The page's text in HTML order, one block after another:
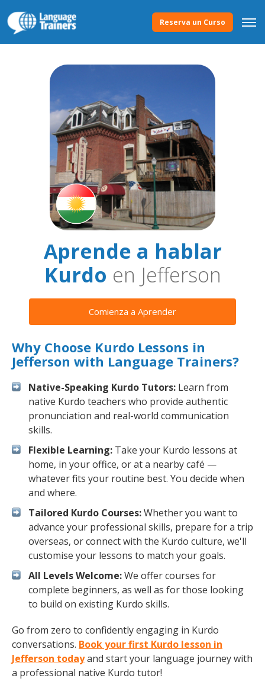
Reserva un Curso
Aprende a hablar
Kurdo en Jefferson
Comienza a Aprender
Why Choose Kurdo Lessons in
Jefferson with Language Trainers?
Native-Speaking Kurdo Tutors: Learn from
native Kurdo teachers who provide authentic
pronunciation and real-world communication
skills.
Flexible Learning: Take your Kurdo lessons at
home, in your office, or at a nearby café —
whatever fits your routine best. You decide when
and where.
Tailored Kurdo Courses:Whether you want to
advance your professional skills, prepare for a trip
overseas, or connect with the Kurdo culture, we'll
customise your lessons to match your goals.
All Levels Welcome:We offer courses for
complete beginners, as well as for those looking
to build on existing Kurdo skills.
Go from zero to confidently engaging in Kurdo
conversations. Book your first Kurdo lesson in
Jefferson todayand start your language journey with
a professional native Kurdo tutor!